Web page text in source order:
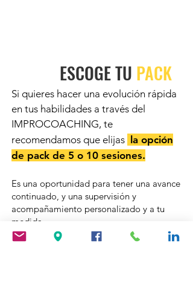
ESCOGE TU PACK
Si quieres hacer una evolución rápida
en tus habilidades a través del
IMPROCOACHING, te
recomendamos que elijas
la opción
de pack de 5 o 10 sesiones.
Es una oportunidad para tener una avance
continuado, y una supervisión y
acompañamiento personalizado y a tu
medida.